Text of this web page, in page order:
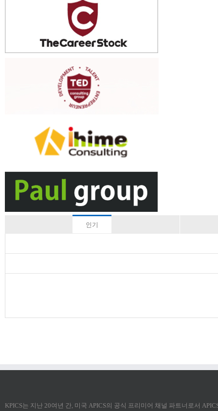
인기
KPICS는 지난 20여년 간, 미국 APICS의 공식 프리미어 채널 파트너로서